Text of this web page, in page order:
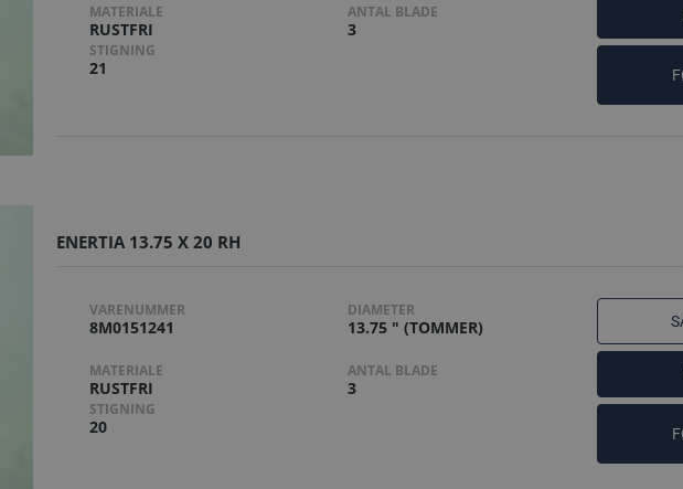
MATERIALE
RUSTFRI
ANTAL BLADE
3
STIGNING
21
ENERTIA 13.75 X 20 RH
VARENUMMER
8M0151241
DIAMETER
13.75 " (TOMMER)
MATERIALE
RUSTFRI
ANTAL BLADE
3
STIGNING
20